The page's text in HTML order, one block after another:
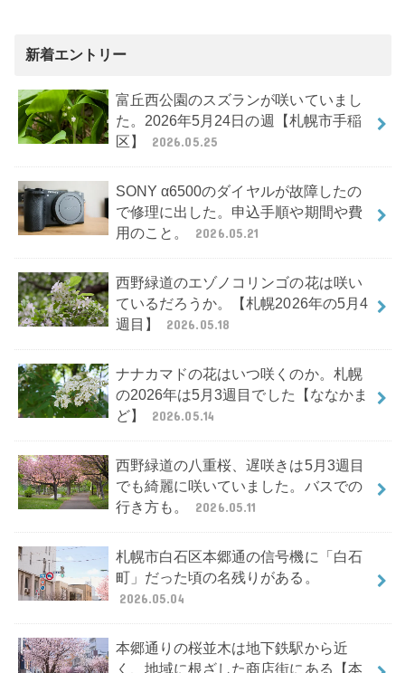
新着エントリー
富丘西公園のスズランが咲いていまし
た。2026年5月24日の週【札幌市手稲
区】
2026.05.25
SONY α6500のダイヤルが故障したの
で修理に出した。申込手順や期間や費
用のこと。
2026.05.21
西野緑道のエゾノコリンゴの花は咲い
ているだろうか。【札幌2026年の5月4
週目】
2026.05.18
ナナカマドの花はいつ咲くのか。札幌
の2026年は5月3週目でした【ななかま
ど】
2026.05.14
西野緑道の八重桜、遅咲きは5月3週目
でも綺麗に咲いていました。バスでの
行き方も。
2026.05.11
札幌市白石区本郷通の信号機に「白石
町」だった頃の名残りがある。
2026.05.04
本郷通りの桜並木は地下鉄駅から近
く、地域に根ざした商店街にある【本